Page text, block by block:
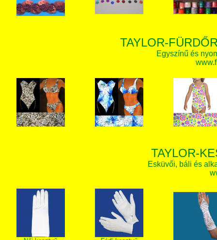
TAYLOR-
Egyszínű és
TAYLOR-
Esküvői, báli és